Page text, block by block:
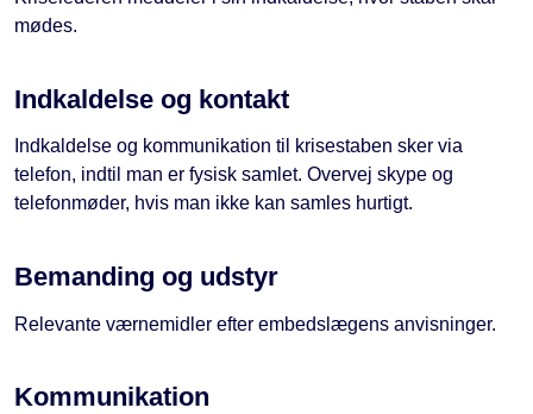
mødes.
Indkaldelse og kontakt
Indkaldelse og kommunikation til krisestaben sker via
telefon, indtil man er fysisk samlet. Overvej skype og
telefonmøder, hvis man ikke kan samles hurtigt.
Bemanding og udstyr
Relevante værnemidler efter embedslægens anvisninger.
Kommunikation